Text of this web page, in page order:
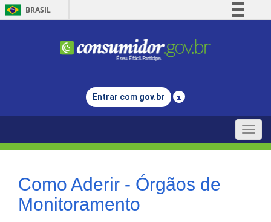
BRASIL
Comunica BR
Legislação
Entrar com gov.br
Toggle
Como Aderir - Órgãos de
Monitoramento